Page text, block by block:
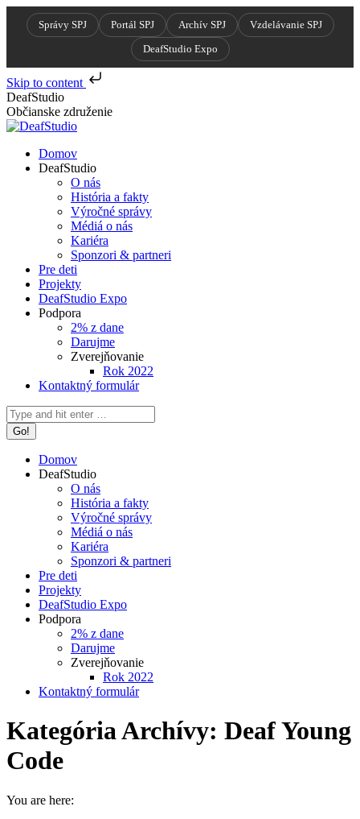
Správy SPJ Portál SPJ Archív SPJ
Vzdelávanie SPJ
DeafStudio Expo
Skip to content
Skip
to
content
DeafStudio
Občianske združenie
Domov
DeafStudio
O nás
História a fakty
Výročné správy
Médiá o nás
Kariéra
Sponzori & partneri
Pre deti
Projekty
DeafStudio Expo
Podpora
2% z dane
Darujme
Zverejňovanie
Rok 2022
Kontaktný formulár
Search:
Domov
DeafStudio
O nás
História a fakty
Výročné správy
Médiá o nás
Kariéra
Sponzori & partneri
Pre deti
Projekty
DeafStudio Expo
Podpora
2% z dane
Darujme
Zverejňovanie
Rok 2022
Kontaktný formulár
Kategória Archívy: Deaf Young
Code
You are here: